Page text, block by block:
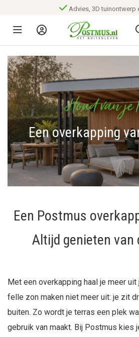
Advies, 3D tuinontwerp
Een overkapping
Houd van
Een Postmus
Altijd genieten van
Met een overkapping haal je meer
felle zon maken niet meer uit: je zit
buiten. Zo wordt je terras een plek
gebruik van maakt. Bij Postmus kies